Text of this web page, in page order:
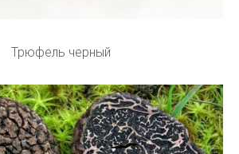
Трюфель черный